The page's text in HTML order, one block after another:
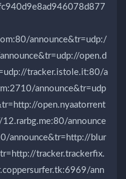
announce&tr=udp:/
open.d
tracker.istole.it:80/a
announce&tr=udp
open.nyaatorrent
announce
announce&tr=http://blur
tracker.trackerfix.
ann